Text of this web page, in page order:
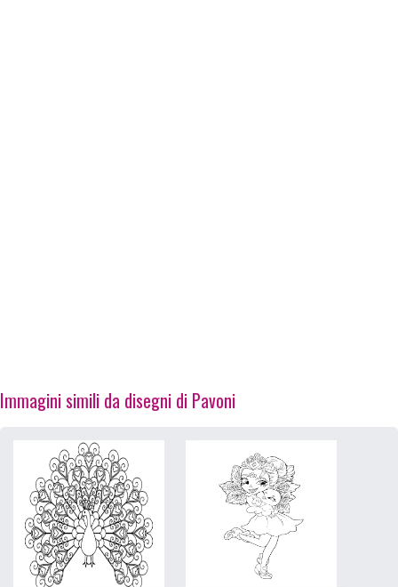
Immagini simili da disegni di Pavoni